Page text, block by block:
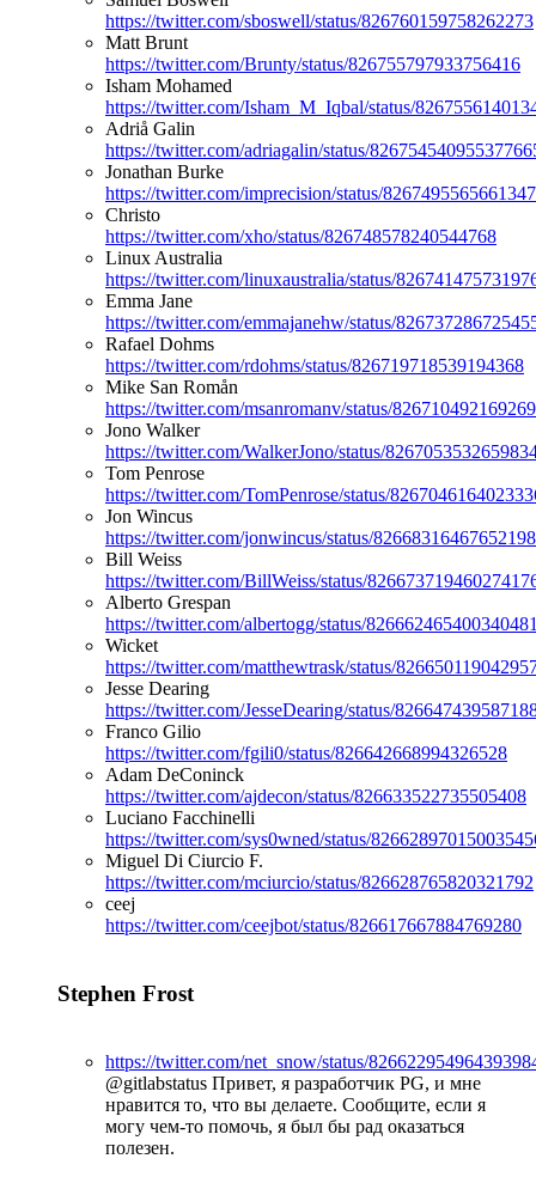
https://twitter.com/sboswell/status/826760159758262273
Matt Brunt
https://twitter.com/Brunty/status/826755797933756416
Isham Mohamed
https://twitter.com/Isham_M_Iqbal/status/
Adriå Galin
https://twitter.com/adriagalin/status/
Jonathan Burke
https://twitter.com/imprecision/status/
Christo
https://twitter.com/xho/status/826748578240544768
Linux Australia
https://twitter.com/linuxaustralia/status/
Emma Jane
https://twitter.com/emmajanehw/status/
Rafael Dohms
https://twitter.com/rdohms/status/826719718539194368
Mike San Romån
https://twitter.com/msanromanv/status/
Jono Walker
https://twitter.com/WalkerJono/status/
Tom Penrose
https://twitter.com/TomPenrose/status/
Jon Wincus
https://twitter.com/jonwincus/status/
Bill Weiss
https://twitter.com/BillWeiss/status/
Alberto Grespan
https://twitter.com/albertogg/status/
Wicket
https://twitter.com/matthewtrask/status/
Jesse Dearing
https://twitter.com/JesseDearing/status/
Franco Gilio
https://twitter.com/fgili0/status/826642668994326528
Adam DeConinck
https://twitter.com/ajdecon/status/826633522735505408
Luciano Facchinelli
https://twitter.com/sys0wned/status/
Miguel Di Ciurcio F.
https://twitter.com/mciurcio/status/826628765820321792
ceej
https://twitter.com/ceejbot/status/826617667884769280
Stephen Frost
https://twitter.com/net_snow/status/
@gitlabstatus Привет, я разработчик PG, и мне
нравится то, что вы делаете. Сообщите, если я
могу чем-то помочь, я был бы рад оказаться
полезен.